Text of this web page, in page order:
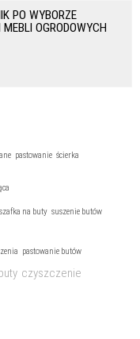
PO WYBORZE
OGRODOWYCH
pastowanie ścierka
szafka na buty suszenie butów
pastowanie butów
czyszczenie